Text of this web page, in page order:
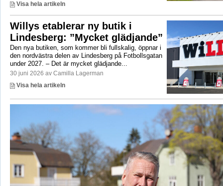
Visa hela artikeln
Willys etablerar ny butik i
Lindesberg: ”Mycket glädjande”
Den nya butiken, som kommer bli fullskalig, öppnar i
den nordvästra delen av Lindesberg på Fotbollsgatan
under 2027. – Det är mycket glädjande...
30 juni 2026 av Camilla Lagerman
Visa hela artikeln